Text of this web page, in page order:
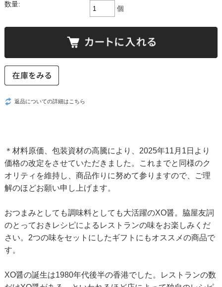
数量:
個
返品についての詳細はこちら
＊材料原価、包装資材の高騰により、2025年11月1日より
価格の改定をさせていただきました。これまでと同様のク
オリティを維持し、商品作りに努めて参りますので、ご理
解のほどお願い申し上げます。
おつまみとしても調味料としても大活躍のXO醤。脇屋友詞
のとっておきレシピによるレストランの味をお楽しみくだ
さい。2つの味をセットにしたギフトにもオススメの商品で
す。
XO醤の誕生は1980年代後半の香港でした。レストランの数